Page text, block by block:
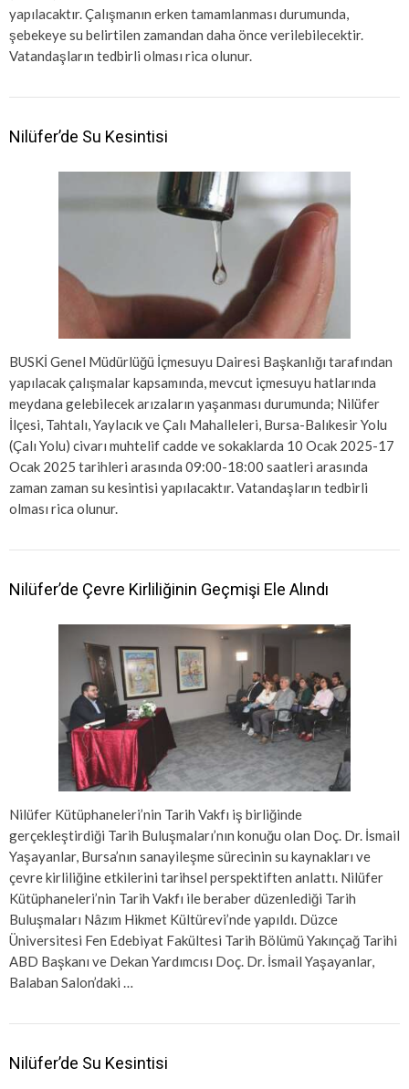
yapılacaktır. Çalışmanın erken tamamlanması durumunda,
şebekeye su belirtilen zamandan daha önce verilebilecektir.
Vatandaşların tedbirli olması rica olunur.
Nilüfer’de Su Kesintisi
BUSKİ Genel Müdürlüğü İçmesuyu Dairesi Başkanlığı tarafından
yapılacak çalışmalar kapsamında, mevcut içmesuyu hatlarında
meydana gelebilecek arızaların yaşanması durumunda; Nilüfer
İlçesi, Tahtalı, Yaylacık ve Çalı Mahalleleri, Bursa-Balıkesir Yolu
(Çalı Yolu) civarı muhtelif cadde ve sokaklarda 10 Ocak 2025-17
Ocak 2025 tarihleri arasında 09:00-18:00 saatleri arasında
zaman zaman su kesintisi yapılacaktır. Vatandaşların tedbirli
olması rica olunur.
Nilüfer’de Çevre Kirliliğinin Geçmişi Ele Alındı
Nilüfer Kütüphaneleri’nin Tarih Vakfı iş birliğinde
gerçekleştirdiği Tarih Buluşmaları’nın konuğu olan Doç. Dr. İsmail
Yaşayanlar, Bursa’nın sanayileşme sürecinin su kaynakları ve
çevre kirliliğine etkilerini tarihsel perspektiften anlattı. Nilüfer
Kütüphaneleri’nin Tarih Vakfı ile beraber düzenlediği Tarih
Buluşmaları Nâzım Hikmet Kültürevi’nde yapıldı. Düzce
Üniversitesi Fen Edebiyat Fakültesi Tarih Bölümü Yakınçağ Tarihi
ABD Başkanı ve Dekan Yardımcısı Doç. Dr. İsmail Yaşayanlar,
Balaban Salon’daki …
Nilüfer’de Su Kesintisi